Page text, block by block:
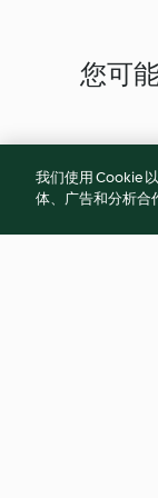
您可
我们使用 Cookie
体、广告和分析合